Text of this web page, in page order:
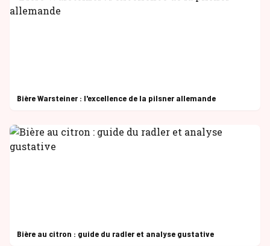
Bière Warsteiner : l'excellence de la pilsner allemande
Bière au citron : guide du radler et analyse gustative